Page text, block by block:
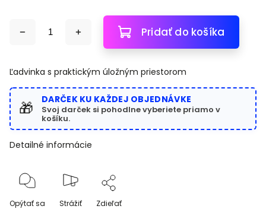
Pridať do košíka
Ľadvinka s praktickým úložným priestorom
🎁 DARČEK KU KAŽDEJ OBJEDNÁVKE
Svoj darček si pohodlne vyberiete priamo v
košíku.
Detailné informácie
Opýtať sa Strážiť Zdieľať